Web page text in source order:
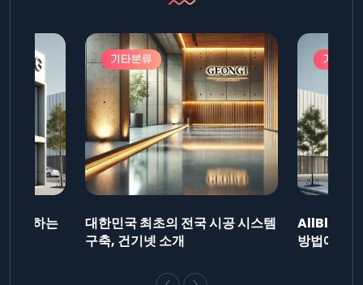
제출하는
기타분류
대한민국 최초의 전국 시공 시스템
구축, 건기넷 소개
기타분
AllBlog에
방법에 대